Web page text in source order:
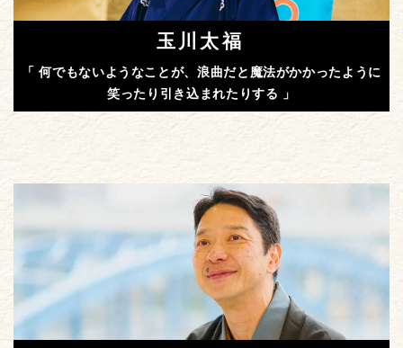
玉川太福
「 何でもないようなことが、浪曲だと魔法がかかったように
笑ったり引き込まれたりする 」